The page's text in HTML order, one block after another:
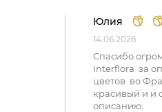
Юлия
14.06.2026
Спасибо
Interflora за
цветов во
красивый и и
описанию.